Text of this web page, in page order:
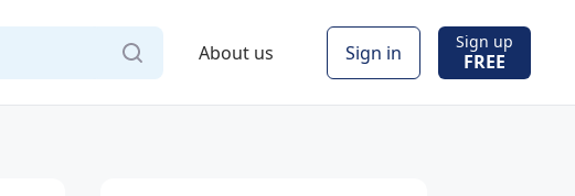
About us Sign in Sign up
FREE